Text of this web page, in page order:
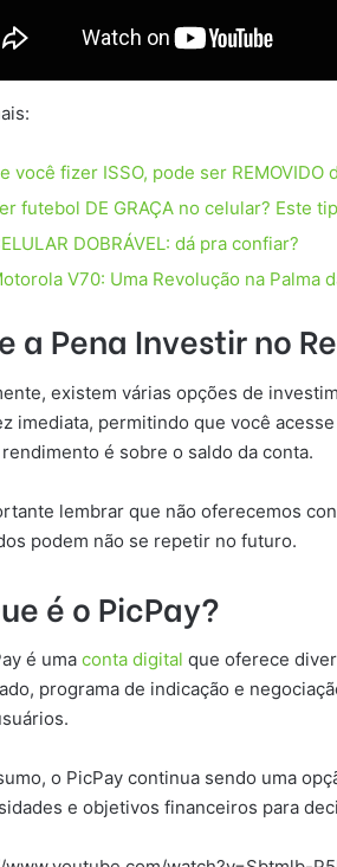
você fizer ISSO, pode ser REMOVIDO
futebol DE GRAÇA no celular? Este
DOBRÁVEL: dá pra confiar?
V70: Uma Revolução na Palma
a Pena Investir no
existem várias opções de
imediata, permitindo que você
é sobre o saldo da conta.
lembrar que não oferecemos
podem não se repetir no futuro.
é o PicPay?
é uma conta digital que oferece
programa de indicação e
o PicPay continua sendo uma
e objetivos financeiros para